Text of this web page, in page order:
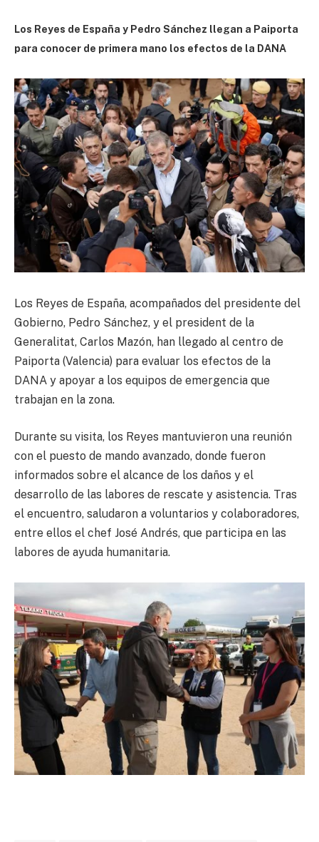
Los Reyes de España y Pedro Sánchez llegan a Paiporta
para conocer de primera mano los efectos de la DANA
Los Reyes de España, acompañados del presidente del
Gobierno, Pedro Sánchez, y el president de la
Generalitat, Carlos Mazón, han llegado al centro de
Paiporta (Valencia) para evaluar los efectos de la
DANA y apoyar a los equipos de emergencia que
trabajan en la zona.
Durante su visita, los Reyes mantuvieron una reunión
con el puesto de mando avanzado, donde fueron
informados sobre el alcance de los daños y el
desarrollo de las labores de rescate y asistencia. Tras
el encuentro, saludaron a voluntarios y colaboradores,
entre ellos el chef José Andrés, que participa en las
labores de ayuda humanitaria.